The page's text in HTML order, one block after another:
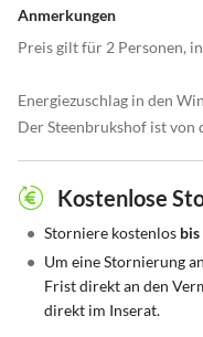
Anmerkungen
Preis gilt für 2 Personen,
Energiezuschlag in den
Der Steenbrukshof ist von
Kostenlose
• Storniere kostenlos
• Um eine Stornierung
Frist direkt an den
direkt im Inserat.